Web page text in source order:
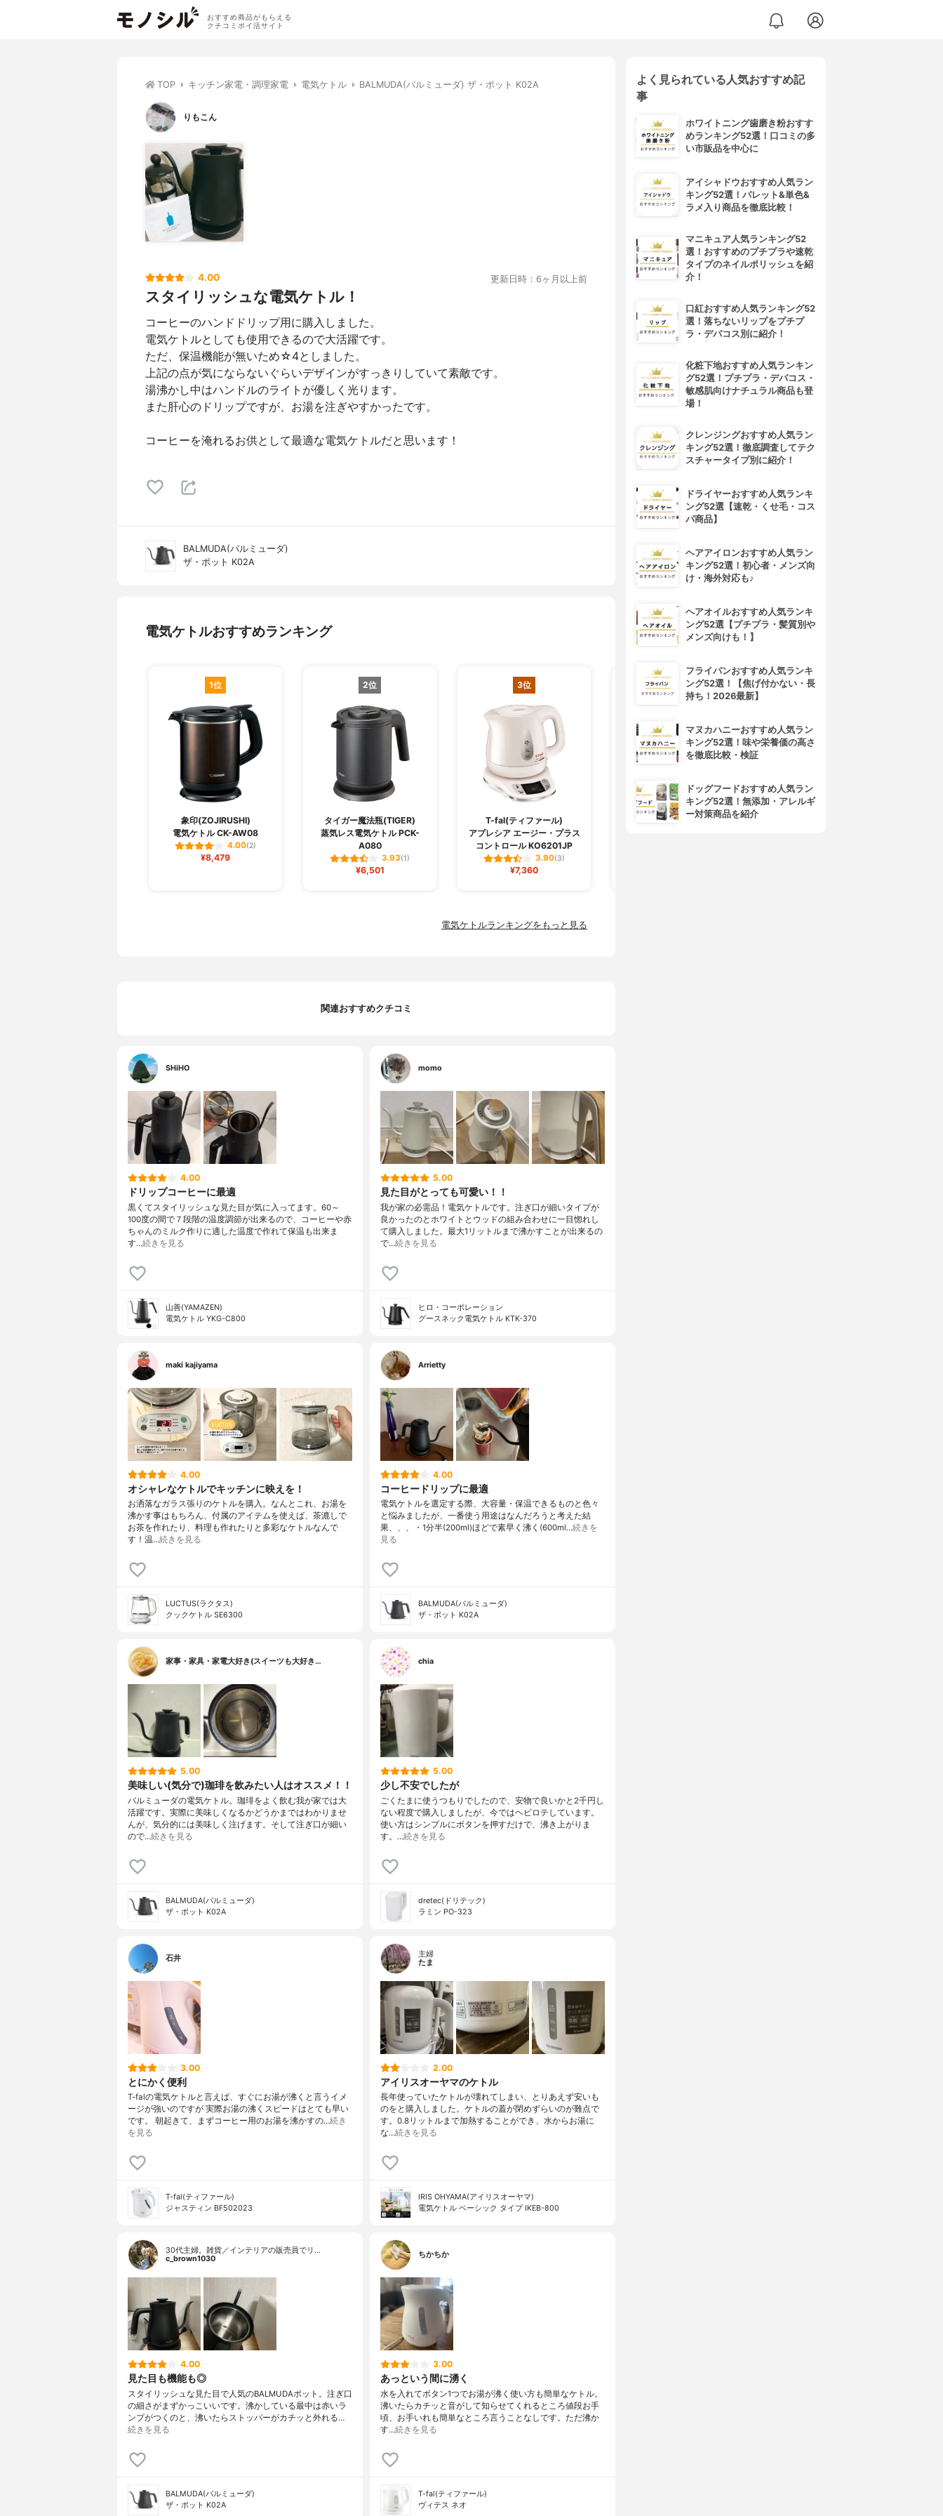
おすすめ商品がもらえる
クチコミポイ活サイト
TOP キッチン家電・調理家電 電気ケトル BALMUDA(バルミューダ) ザ・ポット K02A
りもこん
4.00 更新日時：6ヶ月以上前
スタイリッシュな電気ケトル！
コーヒーのハンドドリップ用に購入しました。
電気ケトルとしても使用できるので大活躍です。
ただ、保温機能が無いため☆4としました。
上記の点が気にならないぐらいデザインがすっきりしていて素敵です。
湯沸かし中はハンドルのライトが優しく光ります。
また肝心のドリップですが、お湯を注ぎやすかったです。
コーヒーを淹れるお供として最適な電気ケトルだと思います！
BALMUDA(バルミューダ)
ザ・ポット K02A
電気ケトルおすすめランキング
1位
象印(ZOJIRUSHI)
電気ケトル CK-AW08
4.00(2)
¥8,479
2位
タイガー魔法瓶(TIGER)
蒸気レス電気ケトル PCK-
A080
3.93(1)
¥6,501
3位
T-fal(ティファール)
アプレシア エージー・プラス
コントロール KO6201JP
3.90(3)
¥7,360
Russell Hobbs(ラッセルホブ
電気ケトルランキングをもっと見る
関連おすすめクチコミ
SHiHO
4.00
ドリップコーヒーに最適
黒くてスタイリッシュな見た目が気に入ってます。60～
100度の間で７段階の温度調節が出来るので、コーヒーや赤
ちゃんのミルク作りに適した温度で作れて保温も出来ま
す…続きを見る
山善(YAMAZEN)
電気ケトル YKG-C800
momo
5.00
見た目がとっても可愛い！！
我が家の必需品！電気ケトルです。注ぎ口が細いタイプが
良かったのとホワイトとウッドの組み合わせに一目惚れし
て購入しました。最大1リットルまで沸かすことが出来るの
で…続きを見る
ヒロ・コーポレーション
グースネック電気ケトル KTK-370
maki kajiyama
4.00
オシャレなケトルでキッチンに映えを！
お洒落なガラス張りのケトルを購入。なんとこれ、お湯を
沸かす事はもちろん、付属のアイテムを使えば、茶漉しで
お茶を作れたり、料理も作れたりと多彩なケトルなんで
す！温…続きを見る
LUCTUS(ラクタス)
クックケトル SE6300
Arrietty
4.00
コーヒードリップに最適
電気ケトルを選定する際、大容量・保温できるものと色々
と悩みましたが、一番使う用途はなんだろうと考えた結
果、、、・1分半(200ml)ほどで素早く沸く(600ml…続きを
見る
BALMUDA(バルミューダ)
ザ・ポット K02A
家事・家具・家電大好き(スイーツも大好き…
5.00
美味しい(気分で)珈琲を飲みたい人はオススメ！！
バルミューダの電気ケトル。珈琲をよく飲む我が家では大
活躍です。実際に美味しくなるかどうかまではわかりませ
んが、気分的には美味しく注げます。そして注ぎ口が細い
ので…続きを見る
BALMUDA(バルミューダ)
ザ・ポット K02A
chia
5.00
少し不安でしたが
ごくたまに使うつもりでしたので、安物で良いかと2千円し
ない程度で購入しましたが、今ではヘビロテしています。
使い方はシンプルにボタンを押すだけで、沸き上がりま
す。…続きを見る
dretec(ドリテック)
ラミン PO-323
石井
3.00
とにかく便利
T-falの電気ケトルと言えば、すぐにお湯が沸くと言うイメ
ージが強いのですが 実際お湯の沸くスピードはとても早い
です。 朝起きて、まずコーヒー用のお湯を沸かすの…続き
を見る
T-fal(ティファール)
ジャスティン BF502023
主婦
たま
2.00
アイリスオーヤマのケトル
長年使っていたケトルが壊れてしまい、とりあえず安いも
のをと購入しました。ケトルの蓋が閉めずらいのが難点で
す。0.8リットルまで加熱することができ、水からお湯に
な…続きを見る
IRIS OHYAMA(アイリスオーヤマ)
電気ケトル ベーシック タイプ IKEB-800
30代主婦。雑貨／インテリアの販売員でリ…
c_brown1030
4.00
見た目も機能も◎
スタイリッシュな見た目で人気のBALMUDAポット。注ぎ口
の細さがまずかっこいいです。沸かしている最中は赤いラ
ンプがつくのと、沸いたらストッパーがカチッと外れる…
続きを見る
BALMUDA(バルミューダ)
ザ・ポット K02A
ちかちか
3.00
あっという間に湧く
水を入れてボタン1つでお湯が沸く使い方も簡単なケトル。
沸いたらカチッと音がして知らせてくれるところ値段お手
頃、お手いれも簡単なところ言うことなしです。ただ沸か
す…続きを見る
T-fal(ティファール)
ヴィテス ネオ
よく見られている人気おすすめ記
事
ホワイトニング歯磨き粉おすす
めランキング52選！口コミの多
い市販品を中心に
アイシャドウおすすめ人気ラン
キング52選！パレット&単色&
ラメ入り商品を徹底比較！
マニキュア人気ランキング52
選！おすすめのプチプラや速乾
タイプのネイルポリッシュを紹
介！
口紅おすすめ人気ランキング52
選！落ちないリップをプチプ
ラ・デパコス別に紹介！
化粧下地おすすめ人気ランキン
グ52選！プチプラ・デパコス・
敏感肌向けナチュラル商品も登
場！
クレンジングおすすめ人気ラン
キング52選！徹底調査してテク
スチャータイプ別に紹介！
ドライヤーおすすめ人気ランキ
ング52選【速乾・くせ毛・コス
パ商品】
ヘアアイロンおすすめ人気ラン
キング52選！初心者・メンズ向
け・海外対応も♪
ヘアオイルおすすめ人気ランキ
ング52選【プチプラ・髪質別や
メンズ向けも！】
フライパンおすすめ人気ランキ
ング52選！【焦げ付かない・長
持ち！2026最新】
マヌカハニーおすすめ人気ラン
キング52選！味や栄養価の高さ
を徹底比較・検証
ドッグフードおすすめ人気ラン
キング52選！無添加・アレルギ
ー対策商品を紹介